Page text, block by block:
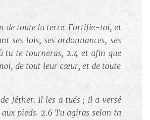
de toute la terre. Fortifie-toi, et
ses lois, ses ordonnances, ses
tu te tourneras, 2.4et afin que
de tout leur cœur, et de toute
Jéther. Il les a tués ; Il a versé
pieds. 2.6Tu agiras selon ta